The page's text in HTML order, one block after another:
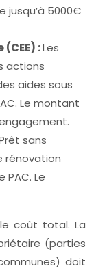
jusqu’à 5000€
:Les
actions
aides sous
Le montant
sans
rénovation
Le
coût total. La
(parties
doit